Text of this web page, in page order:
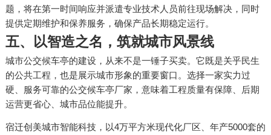
题，将在第一时间响应并派遣专业技术人员前往现场解决，同时
提供定期维护和保养服务，确保产品长期稳定运行。
五、以智造之名，筑就城市风景线
城市公交候车亭的建设，从来不是一锤子买卖。它既是关乎民生
的公共工程，也是展示城市形象的重要窗口。选择一家实力过
硬、服务可靠的公交候车亭厂家，意味着工程质量有保障、后期
运营更省心、城市品位能提升。
宿迁创美城市智能科技，以4万平方米现代化厂区、年产5000套的